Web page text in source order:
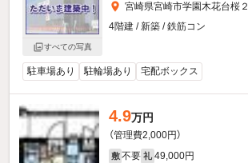
すべての写真
宮崎県宮崎市学園木花台桜２
4階建 / 新築 / 鉄筋コン
駐車場あり 駐輪場あり 宅配ボックス
4.9万円
（管理費2,000円）
敷 不要 礼 49,000円